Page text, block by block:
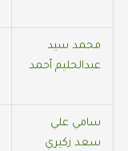
محمد سيد
عبدالحليم أحمد
سامي علي
سعد زكيري